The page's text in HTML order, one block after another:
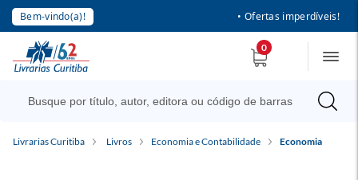
Bem-vindo(a)! • Ofertas imperdíveis!
0
Livrarias Curitiba Livros Economia e Contabilidade Economia